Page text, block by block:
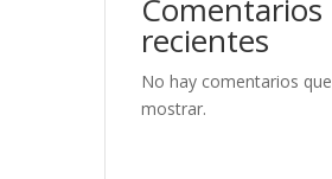
Comentarios
recientes
No hay comentarios que
mostrar.